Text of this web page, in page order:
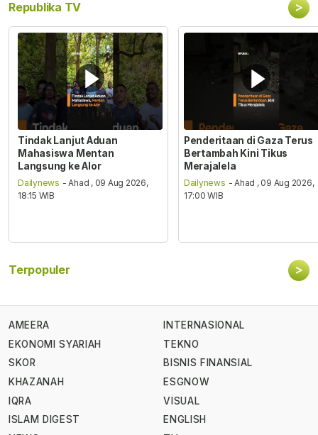
Republika TV >
Tindak Lanjut Aduan
Mahasiswa Mentan
Langsung ke Alor
Dailynews - Ahad , 09 Aug 2026,
18:15 WIB
Penderitaan di Gaza Terus
Bertambah Kini Tikus
Merajalela
Dailynews - Ahad , 09 Aug 2026,
17:00 WIB
Terpopuler >
AMEERA
EKONOMI SYARIAH
SKOR
KHAZANAH
IQRA
ISLAM DIGEST
INTERNASIONAL
TEKNO
BISNIS FINANSIAL
ESGNOW
VISUAL
ENGLISH